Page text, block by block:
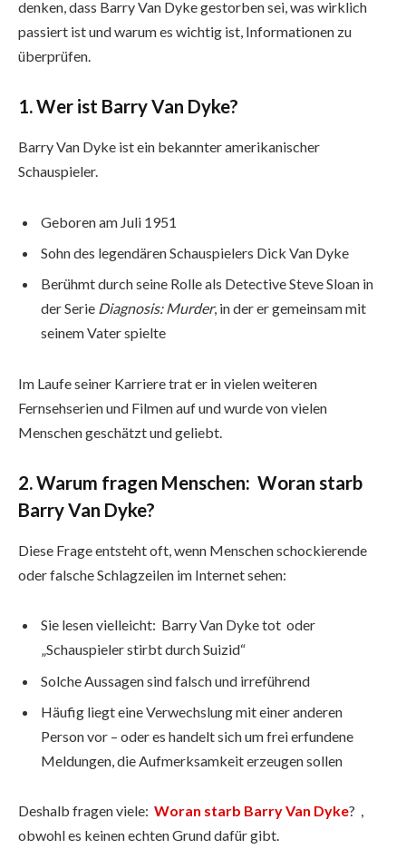
denken, dass Barry Van Dyke gestorben sei, was wirklich
passiert ist und warum es wichtig ist, Informationen zu
überprüfen.
1. Wer ist Barry Van Dyke?
Barry Van Dyke ist ein bekannter amerikanischer
Schauspieler.
Geboren am Juli 1951
Sohn des legendären Schauspielers Dick Van Dyke
Berühmt durch seine Rolle als Detective Steve Sloan in
der Serie Diagnosis: Murder, in der er gemeinsam mit
seinem Vater spielte
Im Laufe seiner Karriere trat er in vielen weiteren
Fernsehserien und Filmen auf und wurde von vielen
Menschen geschätzt und geliebt.
2. Warum fragen Menschen: Woran starb
Barry Van Dyke?
Diese Frage entsteht oft, wenn Menschen schockierende
oder falsche Schlagzeilen im Internet sehen:
Sie lesen vielleicht: Barry Van Dyke tot oder
„Schauspieler stirbt durch Suizid“
Solche Aussagen sind falsch und irreführend
Häufig liegt eine Verwechslung mit einer anderen
Person vor – oder es handelt sich um frei erfundene
Meldungen, die Aufmerksamkeit erzeugen sollen
Deshalb fragen viele: Woran starb Barry Van Dyke? ,
obwohl es keinen echten Grund dafür gibt.